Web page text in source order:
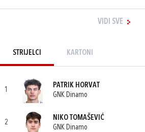
VIDI SVE
STRIJELCI KARTONI
1
PATRIK HORVAT
GNK Dinamo
2
NIKO TOMAŠEVIĆ
GNK Dinamo